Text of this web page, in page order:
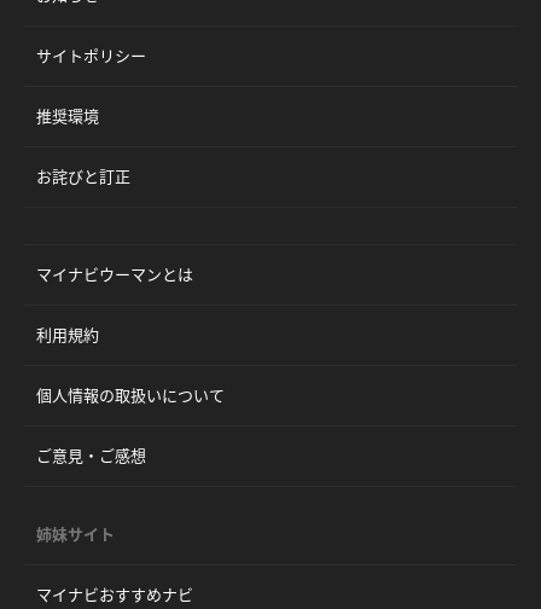
サイトポリシー
推奨環境
お詫びと訂正
マイナビウーマンとは
利用規約
個人情報の取扱いについて
ご意見・ご感想
姉妹サイト
マイナビおすすめナビ